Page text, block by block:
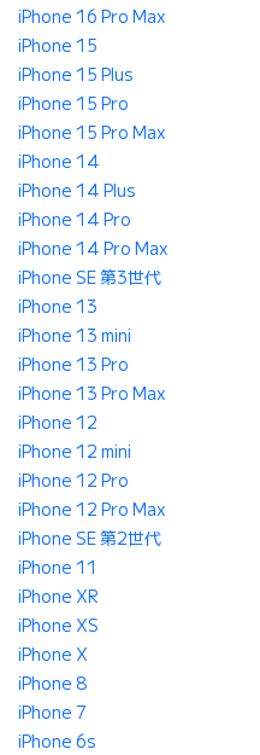
iPhone 16 Pro Max
iPhone 15
iPhone 15 Plus
iPhone 15 Pro
iPhone 15 Pro Max
iPhone 14
iPhone 14 Plus
iPhone 14 Pro
iPhone 14 Pro Max
iPhone SE 第3世代
iPhone 13
iPhone 13 mini
iPhone 13 Pro
iPhone 13 Pro Max
iPhone 12
iPhone 12 mini
iPhone 12 Pro
iPhone 12 Pro Max
iPhone SE 第2世代
iPhone 11
iPhone XR
iPhone XS
iPhone X
iPhone 8
iPhone 7
iPhone 6s